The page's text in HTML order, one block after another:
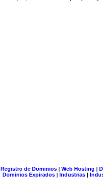
Registro de Dominios| Web Hosting |
Dominios Expirados | Industrias |